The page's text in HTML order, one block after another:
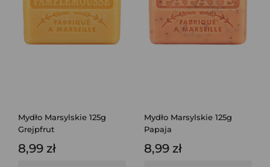
Mydło Marsylskie 125g
Grejpfrut
8,99 zł
Mydło Marsylskie 125g
Papaja
8,99 zł